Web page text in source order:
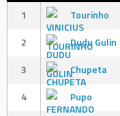
1
Tourinho
2
Dudu Gulin
3
Chupeta
4
Pupo